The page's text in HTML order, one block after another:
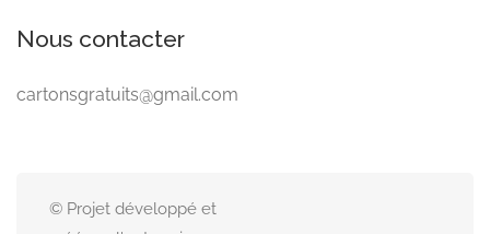
Nous contacter
cartonsgratuits@gmail.com
© Projet développé et